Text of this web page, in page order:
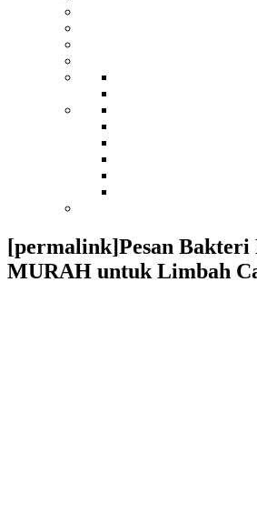
[permalink]Pesan Bakteri
MURAH untuk Limbah